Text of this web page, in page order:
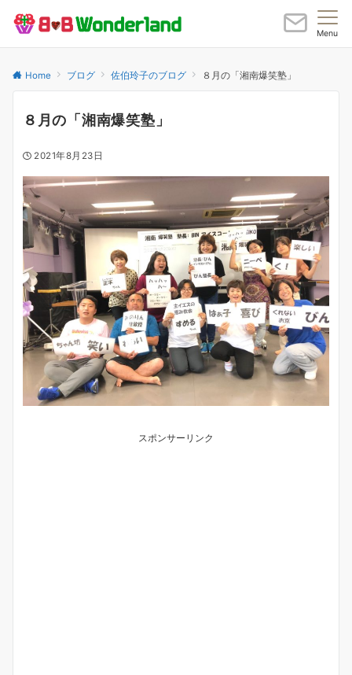
Menu
Home ブログ 佐伯玲子のブログ ８月の「湘南爆笑塾」
８月の「湘南爆笑塾」
2021年8月23日
スポンサーリンク